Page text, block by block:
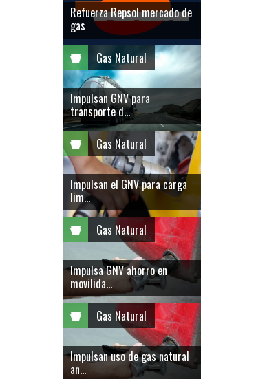
Refuerza Repsol mercado de
gas
Gas Natural
Impulsan GNV para
transporte d...
Gas Natural
Impulsan el GNV para carga
lim...
Gas Natural
Impulsa GNV ahorro en
movilida...
Gas Natural
Impulsan uso de gas natural
an...